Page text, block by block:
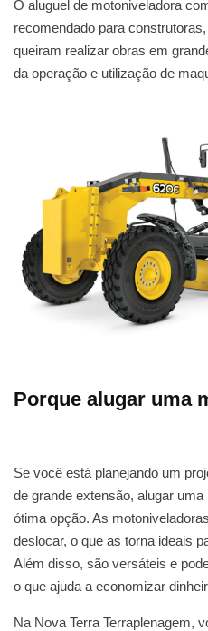
O aluguel de motoniveladora
recomendado para
queiram realizar obras em
da operação e utilização de
Porque alugar uma
Se você está planejando um
de grande extensão, alugar
ótima opção. As
deslocar, o que as torna ideais
Além disso, são versáteis e
o que ajuda a economizar
Na Nova Terra Terraplenagem,